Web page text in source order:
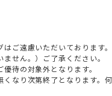
ご遠慮いただいております
せん。）ご了承ください。
待の対象外となります。
なり次第終了となります。